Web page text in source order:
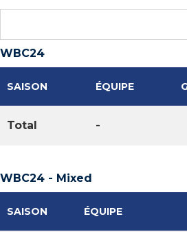
WBC24
SAISON ÉQUIPE
Total -
WBC24 - Mixed
SAISON ÉQUIPE